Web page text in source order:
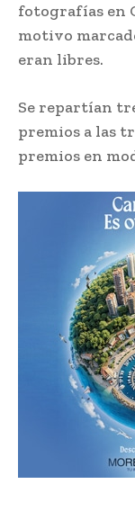
fotografías en
motivo
eran libres.
Se repartían
premios a las
premios en